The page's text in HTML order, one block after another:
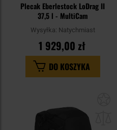
Plecak Eberlestock LoDrag II
37,5 l - MultiCam
Wysyłka: Natychmiast
1 929,00 zł
DO KOSZYKA